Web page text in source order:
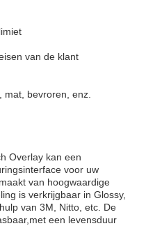
van de klant
bevroren, enz.
Overlay kan een
voor uw
van hoogwaardige
is verkrijgbaar in Glossy,
van 3M, Nitto, etc. De
een levensduur